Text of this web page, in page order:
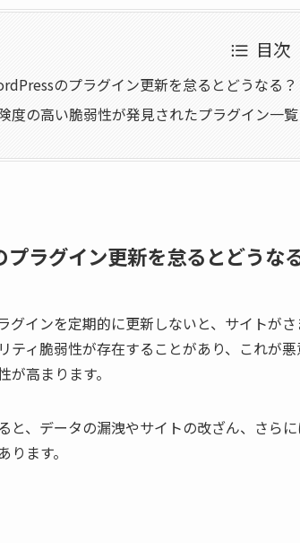
目次
のプラグイン更新を怠るとどうなる？
度の高い脆弱性が発見されたプラグイン一覧
ラグイン更新を怠るとどうな
グインを定期的に更新しないと、サイトがさ
ティ脆弱性が存在することがあり、これが
が高まります。
と、データの漏洩やサイトの改ざん、 さら
ります。